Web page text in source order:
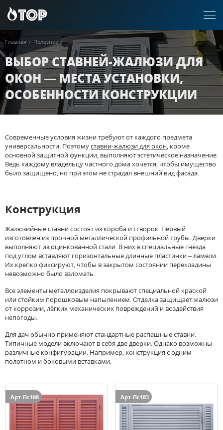
Главная / Полезное /
ВЫБОР СТАВНЕЙ-ЖАЛЮЗИ ДЛЯ
ОКОН — МЕСТА УСТАНОВКИ,
ОСОБЕННОСТИ КОНСТРУКЦИИ
Современные условия жизни требуют от каждого предмета
универсальности. Поэтомуставни-жалюзи для окон, кроме
основной защитной функции, выполняют эстетическое назначение.
Ведь каждому владельцу частного дома хочется, чтобы имущество
было защищено, но при этом не страдал внешний вид фасада.
Конструкция
Жалюзийные ставни состоят из короба и створок. Первый
изготовлен из прочной металлической профильной трубы. Дверки
выполняют из оцинкованной стали. В них в специальные гнёзда
под углом вставляют горизонтальные длинные пластинки – ламели.
Их крепко фиксируют, чтобы в закрытом состоянии перекладины
невозможно было взломать.
Все элементы металлоизделия покрывают специальной краской
или стойким порошковым напылением. Отделка защищает жалюзи
от коррозии, лёгких механических повреждений и воздействия
непогоды.
Для дач обычно применяют стандартные распашные ставни.
Типичные модели включают в себя две дверки. Однако возможны
различные конфигурации. Например, конструкция с одним
полотном и боковыми вставками.
Арт-Пс188 Арт-Пс183